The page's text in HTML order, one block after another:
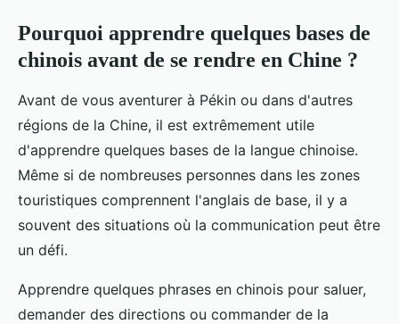
Pourquoi apprendre quelques bases de
chinois avant de se rendre en Chine ?
Avant de vous aventurer à Pékin ou dans d'autres
régions de la Chine, il est extrêmement utile
d'apprendre quelques bases de la langue chinoise.
Même si de nombreuses personnes dans les zones
touristiques comprennent l'anglais de base, il y a
souvent des situations où la communication peut être
un défi.
Apprendre quelques phrases en chinois pour saluer,
demander des directions ou commander de la